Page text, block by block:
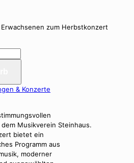
zum Herbstkonzert
& Konzerte
Musikverein Steinhaus.
bietet ein
Programm aus
moderner